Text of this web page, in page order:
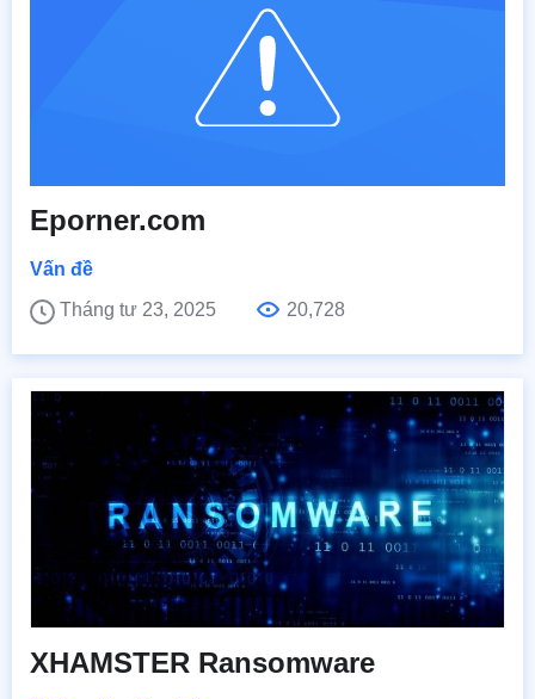
Eporner.com
Vấn đề
Tháng tư 23, 2025
20,728
XHAMSTER Ransomware